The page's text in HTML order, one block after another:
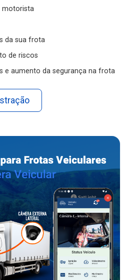
motorista
da sua frota
de riscos
e aumento da segurança na frota